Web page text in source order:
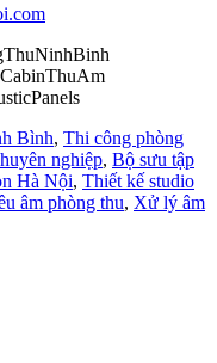
Bình, Thi công phòng
nghiệp, Bộ sưu tập
Hà Nội, Thiết kế studio
âm phòng thu, Xử lý âm